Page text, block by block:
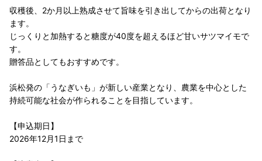
収穫後、2か月以上熟成させて旨味を引き出してからの出荷となり
ます。
じっくりと加熱すると糖度が40度を超えるほど甘いサツマイモで
す。
贈答品としてもおすすめです。
浜松発の「うなぎいも」が新しい産業となり、農業を中心とした
持続可能な社会が作られることを目指しています。
【申込期日】
2026年12月1日まで